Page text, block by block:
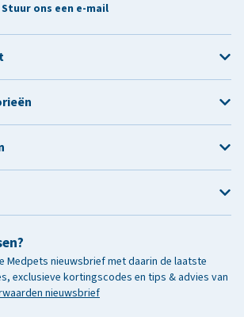
Stuur ons een e-mail
Medpets nieuwsbrief met daarin de laatste
exclusieve kortingscodes en tips & advies van
nieuwsbrief